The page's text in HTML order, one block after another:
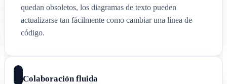
quedan obsoletos, los diagramas de texto pueden
actualizarse tan fácilmente como cambiar una línea de
código.
Colaboración fluida